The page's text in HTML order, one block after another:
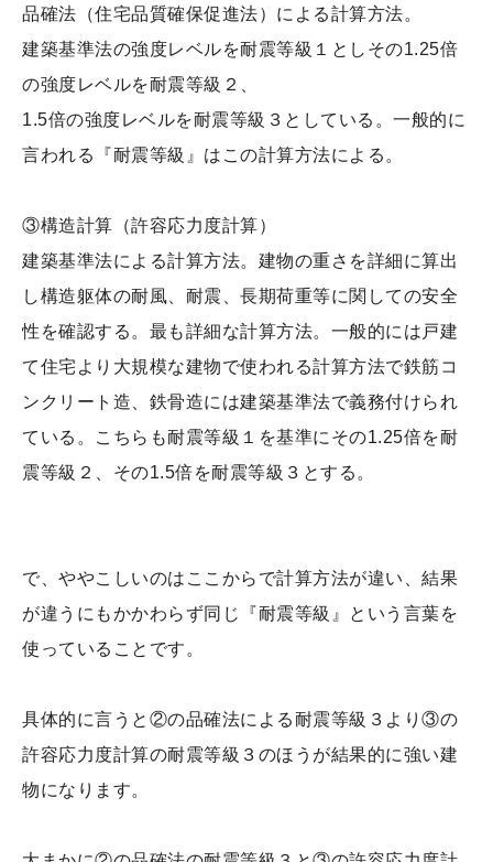
品確法（住宅品質確保促進法）による計算方法。
建築基準法の強度レベルを耐震等級１としその1.25倍
の強度レベルを耐震等級２、
1.5倍の強度レベルを耐震等級３としている。一般的に
言われる『耐震等級』はこの計算方法による。
③構造計算（許容応力度計算）
建築基準法による計算方法。建物の重さを詳細に算出
し構造躯体の耐風、耐震、長期荷重等に関しての安全
性を確認する。最も詳細な計算方法。一般的には戸建
て住宅より大規模な建物で使われる計算方法で鉄筋コ
ンクリート造、鉄骨造には建築基準法で義務付けられ
ている。こちらも耐震等級１を基準にその1.25倍を耐
震等級２、その1.5倍を耐震等級３とする。
で、ややこしいのはここからで計算方法が違い、結果
が違うにもかかわらず同じ『耐震等級』という言葉を
使っていることです。
具体的に言うと②の品確法による耐震等級３より③の
許容応力度計算の耐震等級３のほうが結果的に強い建
物になります。